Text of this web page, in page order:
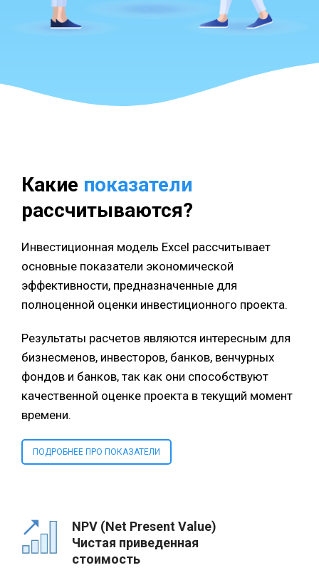
Какие показатели
рассчитываются?
Инвестиционная модель Excel рассчитывает
основные показатели экономической
эффективности, предназначенные для
полноценной оценки инвестиционного проекта.
Результаты расчетов являются интересным для
бизнесменов, инвесторов, банков, венчурных
фондов и банков, так как они способствуют
качественной оценке проекта в текущий момент
времени.
ПОДРОБНЕЕ ПРО ПОКАЗАТЕЛИ
NPV (Net Present Value)
Чистая приведенная
стоимость